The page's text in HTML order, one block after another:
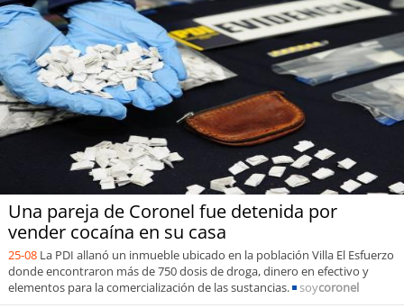
Una pareja de Coronel fue detenida por
vender cocaína en su casa
25-08 La PDI allanó un inmueble ubicado en la población Villa El Esfuerzo
donde encontraron más de 750 dosis de droga, dinero en efectivo y
elementos para la comercialización de las sustancias.
soycoronel